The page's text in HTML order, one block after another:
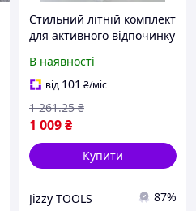
Стильний літній комплект
для активного відпочинку
Туреччини із шортами та
кишенями
В наявності
від 101 ₴/міс
1 009₴
1 261.25 ₴
Купити
Jizzy TOOLS 87%